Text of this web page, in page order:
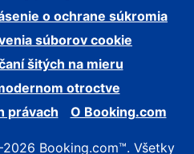
o ochrane súkromia
súborov cookie
šitých na mieru
otroctve
právach
O Booking.com
Booking.com™. Všetky